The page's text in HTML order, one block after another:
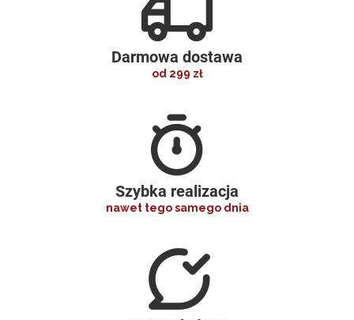
Darmowa dostawa
od 299 zł
Szybka realizacja
nawet tego samego dnia